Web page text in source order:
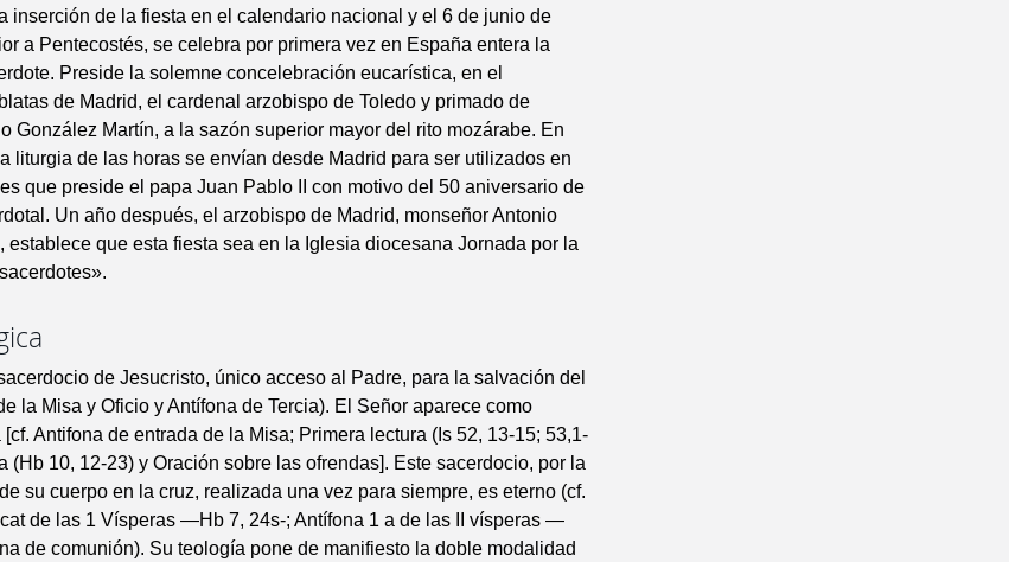
inserción de la fiesta en el calendario nacional y el 6 de junio de
a Pentecostés, se celebra por primera vez en España entera la
Preside la solemne concelebración eucarística, en el
de Madrid, el cardenal arzobispo de Toledo y primado de
González Martín, a la sazón superior mayor del rito mozárabe. En
liturgia de las horas se envían desde Madrid para ser utilizados en
que preside el papa Juan Pablo II con motivo del 50 aniversario de
Un año después, el arzobispo de Madrid, monseñor Antonio
establece que esta fiesta sea en la Iglesia diocesana Jornada por la
de Jesucristo, único acceso al Padre, para la salvación del
la Misa y Oficio y Antífona de Tercia). El Señor aparece como
Antifona de entrada de la Misa; Primera lectura (Is 52, 13-15; 53,1-
(Hb 10, 12-23) y Oración sobre las ofrendas]. Este sacerdocio, por la
su cuerpo en la cruz, realizada una vez para siempre, es eterno (cf.
de las 1 Vísperas —Hb 7, 24s-; Antífona 1 a de las II vísperas —
de comunión). Su teología pone de manifiesto la doble modalidad